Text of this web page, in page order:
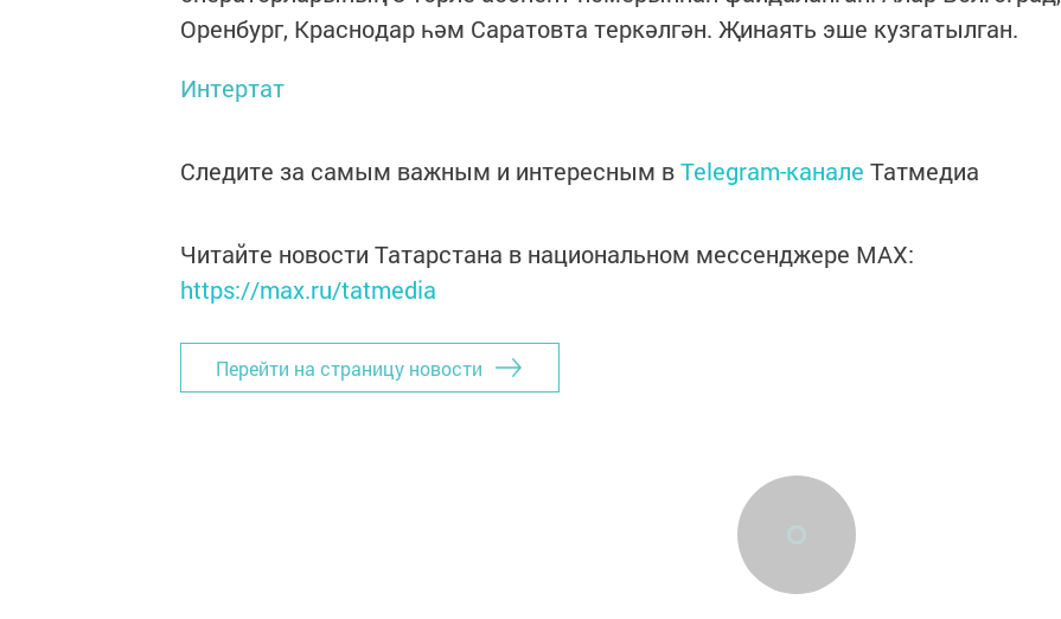
Оренбург, Краснодар һәм Саратовта теркәлгән. Җинаять эше кузгатылган.
Интертат
Следите за самым важным и интересным вTelegram-канале Татмедиа
Читайте новости Татарстана в национальном мессенджере MАХ:
https://max.ru/tatmedia
Перейти на страницу новости